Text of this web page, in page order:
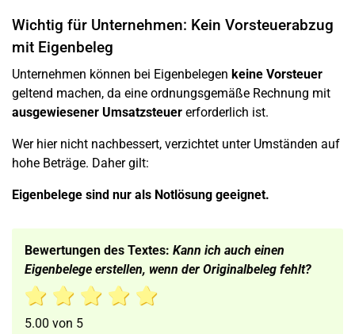
Wichtig für Unternehmen: Kein Vorsteuerabzug
mit Eigenbeleg
Unternehmen können bei Eigenbelegen keine Vorsteuer
geltend machen, da eine ordnungsgemäße Rechnung mit
ausgewiesener Umsatzsteuer erforderlich ist.
Wer hier nicht nachbessert, verzichtet unter Umständen auf
hohe Beträge. Daher gilt:
Eigenbelege sind nur als Notlösung geeignet.
Bewertungen des Textes: Kann ich auch einen
Eigenbelege erstellen, wenn der Originalbeleg fehlt?
5.00 von 5